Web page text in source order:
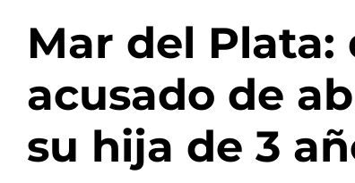
Mar del
acusado de
su hija de 3